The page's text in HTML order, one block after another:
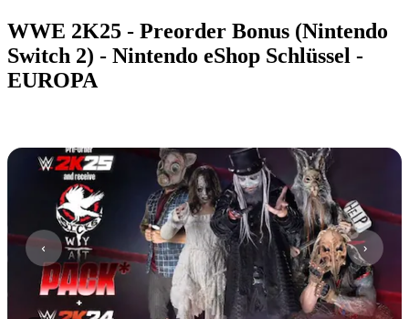
WWE 2K25 - Preorder Bonus (Nintendo
Switch 2) - Nintendo eShop Schlüssel -
EUROPA